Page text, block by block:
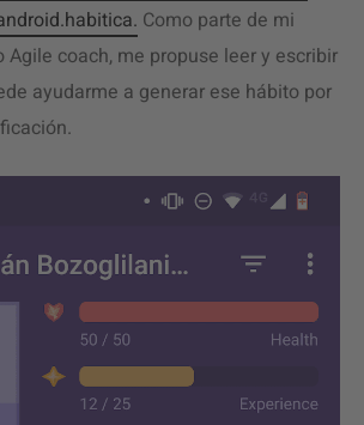
Como parte de mi
coach, me propuse leer y escribir
ayudarme a generar ese hábito por